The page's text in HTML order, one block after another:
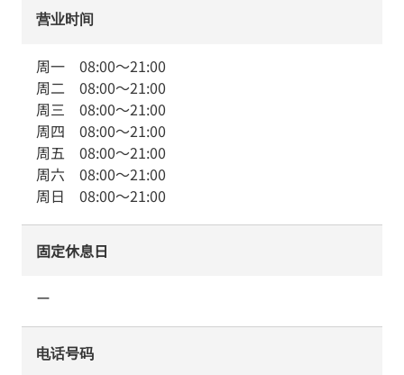
营业时间
周一 08:00～21:00
周二 08:00～21:00
周三 08:00～21:00
周四 08:00～21:00
周五 08:00～21:00
周六 08:00～21:00
周日 08:00～21:00
固定休息日
ー
电话号码